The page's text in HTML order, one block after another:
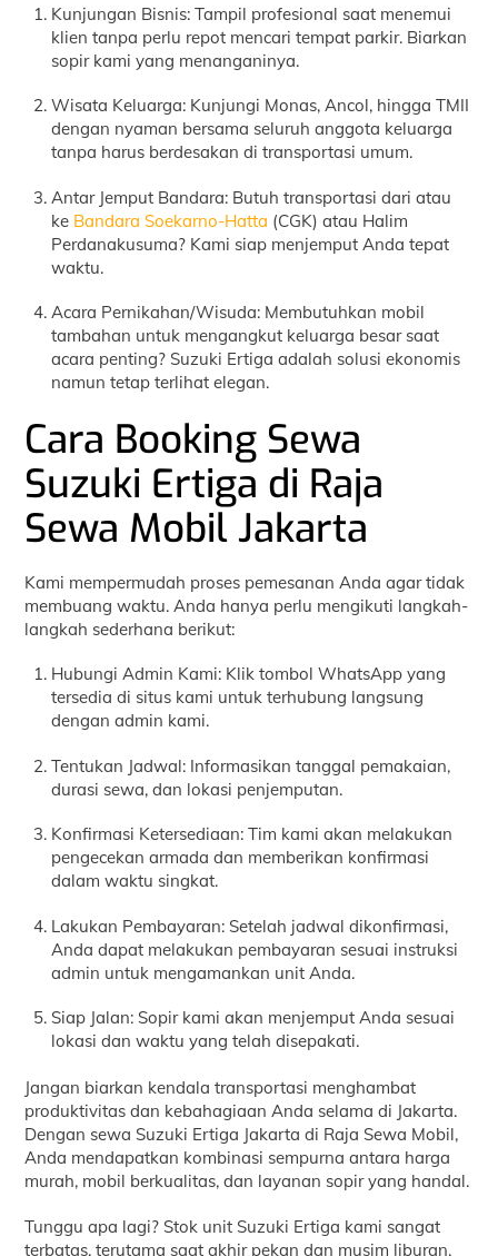
Kunjungan Bisnis: Tampil profesional saat menemui
klien tanpa perlu repot mencari tempat parkir. Biarkan
sopir kami yang menanganinya.
Wisata Keluarga: Kunjungi Monas, Ancol, hingga TMII
dengan nyaman bersama seluruh anggota keluarga
tanpa harus berdesakan di transportasi umum.
Antar Jemput Bandara: Butuh transportasi dari atau
ke Bandara Soekarno-Hatta (CGK) atau Halim
Perdanakusuma? Kami siap menjemput Anda tepat
waktu.
Acara Pernikahan/Wisuda: Membutuhkan mobil
tambahan untuk mengangkut keluarga besar saat
acara penting? Suzuki Ertiga adalah solusi ekonomis
namun tetap terlihat elegan.
Cara Booking Sewa
Suzuki Ertiga di Raja
Sewa Mobil Jakarta
Kami mempermudah proses pemesanan Anda agar tidak
membuang waktu. Anda hanya perlu mengikuti langkah-
langkah sederhana berikut:
Hubungi Admin Kami: Klik tombol WhatsApp yang
tersedia di situs kami untuk terhubung langsung
dengan admin kami.
Tentukan Jadwal: Informasikan tanggal pemakaian,
durasi sewa, dan lokasi penjemputan.
Konfirmasi Ketersediaan: Tim kami akan melakukan
pengecekan armada dan memberikan konfirmasi
dalam waktu singkat.
Lakukan Pembayaran: Setelah jadwal dikonfirmasi,
Anda dapat melakukan pembayaran sesuai instruksi
admin untuk mengamankan unit Anda.
Siap Jalan: Sopir kami akan menjemput Anda sesuai
lokasi dan waktu yang telah disepakati.
Jangan biarkan kendala transportasi menghambat
produktivitas dan kebahagiaan Anda selama di Jakarta.
Dengan sewa Suzuki Ertiga Jakarta di Raja Sewa Mobil,
Anda mendapatkan kombinasi sempurna antara harga
murah, mobil berkualitas, dan layanan sopir yang handal.
Tunggu apa lagi? Stok unit Suzuki Ertiga kami sangat
terbatas, terutama saat akhir pekan dan musim liburan.